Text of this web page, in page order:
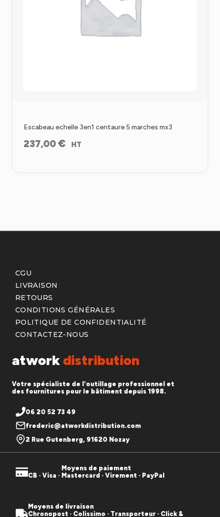
Escabeau echelle 3en1 centaure 5 marches mx3
237,00€ HT
atwork distribution
Votre spécialiste de l'outillage professionnel et
des fournitures pour le bâtiment depuis 1998.
06 20 52 73 49
frederic@atworkdistribution.com
2 Rue Gutenberg, 91620 Nozay
CGU
LIVRAISON
RETOURS
CONDITIONS GÉNÉRALES
POLITIQUE DE CONFIDENTIALITÉ
CONTACTEZ-NOUS
Moyens de paiement
CB · Visa · Mastercard · Virement · PayPal
Moyens de livraison
Chronopost · Colissimo · Transporteur · Click &